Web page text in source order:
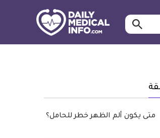
ابحث…
متى يكون ألم الظهر خطر للحامل؟